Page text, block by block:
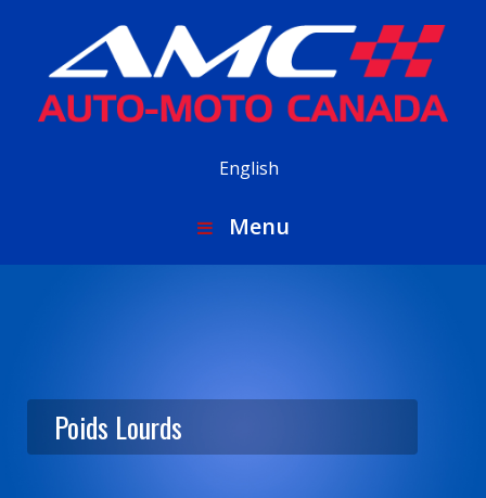
English
Menu
Poids Lourds